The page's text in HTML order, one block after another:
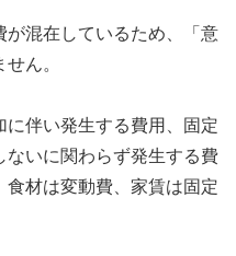
が混在しているため、「意
ん。
伴い発生する費用、固定
ないに関わらず発生する費
食材は変動費、家賃は固定